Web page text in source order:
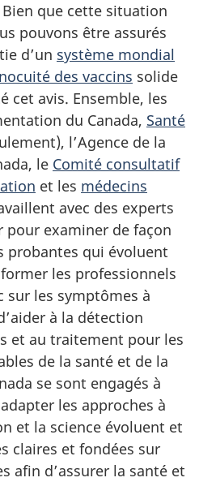
Bien que cette situation
pouvons être assurés
d’un système mondial
des vaccins solide
cet avis. Ensemble, les
du Canada, Santé
l’Agence de la
le Comité consultatif
et les médecins
avec des experts
pour examiner de façon
probantes qui évoluent
les professionnels
sur les symptômes à
à la détection
et au traitement pour les
de la santé et de la
se sont engagés à
les approches à
et la science évoluent et
claires et fondées sur
afin d’assurer la santé et